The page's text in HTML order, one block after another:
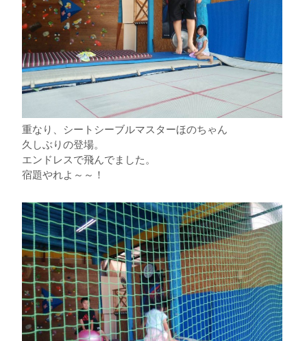
重なり、シートシーブルマスターほのちゃん
久しぶりの登場。
エンドレスで飛んでました。
宿題やれよ～～！